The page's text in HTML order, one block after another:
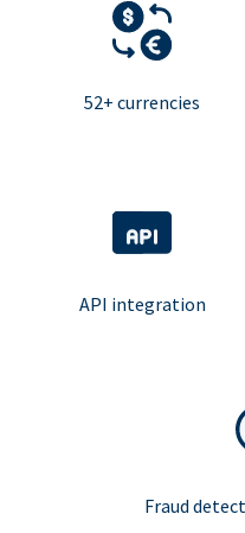
52+ currencies
API integration
Fraud